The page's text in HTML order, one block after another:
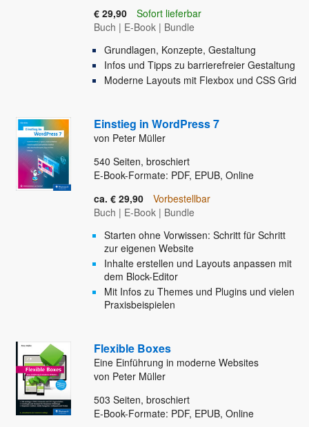
€ 29,90
Sofort lieferbar
Buch | E-Book | Bundle
Grundlagen, Konzepte, Gestaltung
Infos und Tipps zu barrierefreier Gestaltung
Moderne Layouts mit Flexbox und CSS Grid
Einstieg in WordPress 7
von Peter Müller
540 Seiten, broschiert
E-Book-Formate: PDF, EPUB, Online
ca. € 29,90
Vorbestellbar
Buch | E-Book | Bundle
Starten ohne Vorwissen: Schritt für Schritt
zur eigenen Website
Inhalte erstellen und Layouts anpassen mit
dem Block-Editor
Mit Infos zu Themes und Plugins und vielen
Praxisbeispielen
Flexible Boxes
Eine Einführung in moderne Websites
von Peter Müller
503 Seiten, broschiert
E-Book-Formate: PDF, EPUB, Online